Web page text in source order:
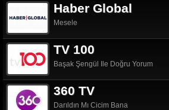
Haber Global
Mesele
TV 100
Başak Şengül Ile Doğru Yorum
360 TV
Darıldın Mı Cicim Bana